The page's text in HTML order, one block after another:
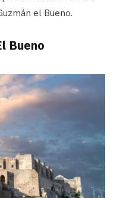
el Bueno.
Bueno